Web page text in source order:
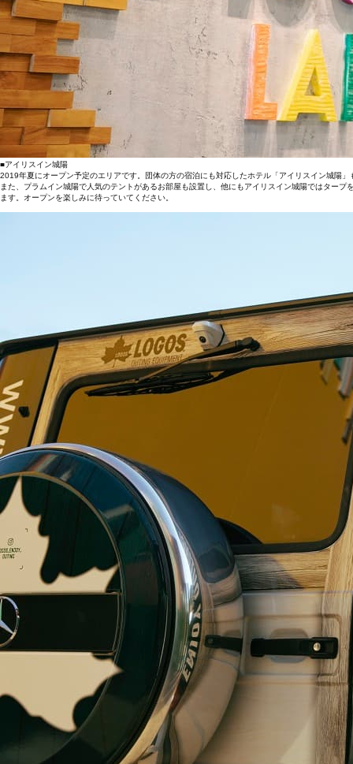
■アイリスイン城陽
2019年夏にオープン予定のエリアです。団体の方の宿泊にも対応したホテル「アイリスイン城陽
また、プラムイン城陽で人気のテントがあるお部屋も設置し、他にもアイリスイン城陽ではター
ます。オープンを楽しみに待っていてください。